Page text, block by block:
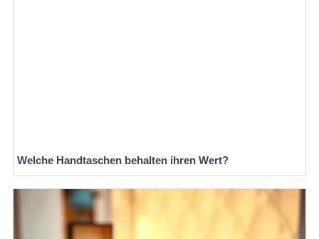
Welche Handtaschen behalten ihren Wert?